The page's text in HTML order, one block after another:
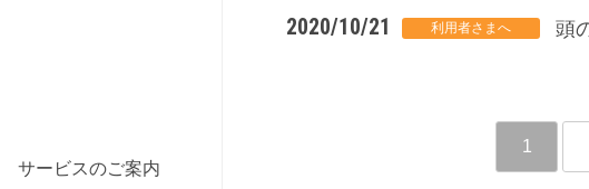
サービスのご案内
2020/10/21 頭
1